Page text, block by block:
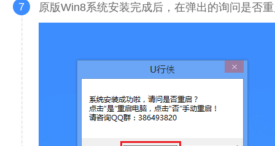
7 原版Win8系统安装完成后，在弹出的询问是否